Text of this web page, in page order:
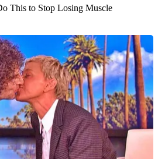
This to Stop Losing Muscle